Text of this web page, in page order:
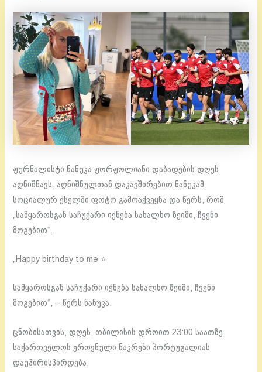
ჟურნალისტი ნანუკა ჟორჟოლიანი დაბადების დღეს
აღნიშნავს. აღნიშნულთან დაკავშირებით ნანუკამ
სოციალურ ქსელში ფოტო გამოაქვეყნა და წერს, რომ
„სამყაროსგან საჩუქარი იქნება სახალხო ზეიმი, ჩვენი
მოგებით“.
„Happy birthday to me ⭐️
სამყაროსგან საჩუქარი იქნება სახალხო ზეიმი, ჩვენი
მოგებით“, – წერს ნანუკა.
ცნობისათვის, დღეს, თბილისის დროით 23:00 საათზე
საქართველოს ეროვნული ნაკრები პორტუგალიას
დაუპირისპირდება.